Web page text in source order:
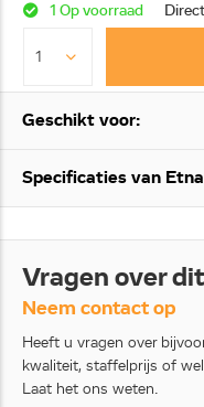
1 Op voorraad
Geschikt voor:
Specificaties van
Vragen over
Neem contact op
Heeft u vragen over
kwaliteit, staffelprijs of
Laat het ons weten.